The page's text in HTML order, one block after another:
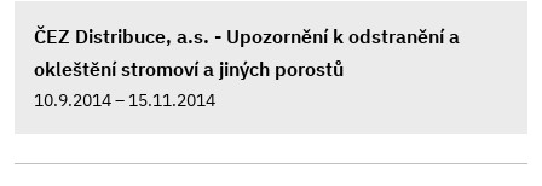
ČEZ Distribuce, a.s. - Upozornění k odstranění a
okleštění stromoví a jiných porostů
10.9.2014 – 15.11.2014